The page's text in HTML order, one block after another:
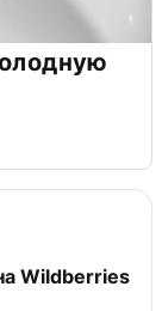
Wildberries